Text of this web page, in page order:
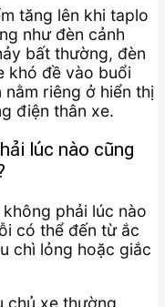
tăng lên khi taplo
như đèn cảnh
bất thường, đèn
khó đề vào buổi
riêng ở hiển thị
điện thân xe.
lúc nào cũng
phải lúc nào
có thể đến từ ắc
chì lỏng hoặc giắc